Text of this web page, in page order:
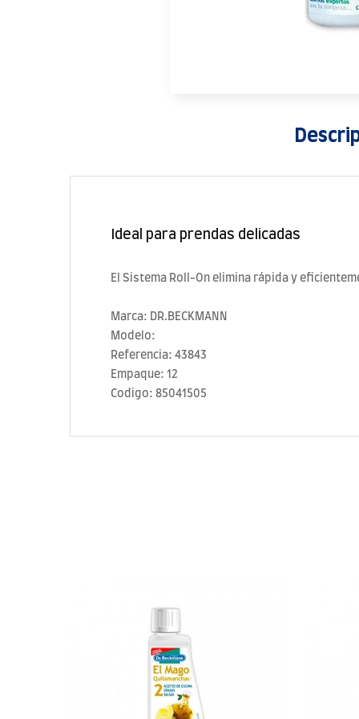
Ideal para prendas delicadas
El Sistema Roll­-On elimina rápida y
Marca: DR.BECKMANN
Modelo:
Referencia: 43843
Empaque: 12
Codigo: 85041505